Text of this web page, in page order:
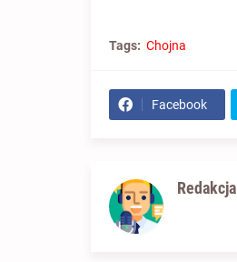
Tags: Chojna
Facebook
Redakcja